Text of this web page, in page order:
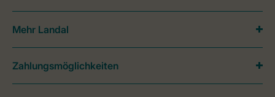
Mehr Landal
Zahlungsmöglichkeiten